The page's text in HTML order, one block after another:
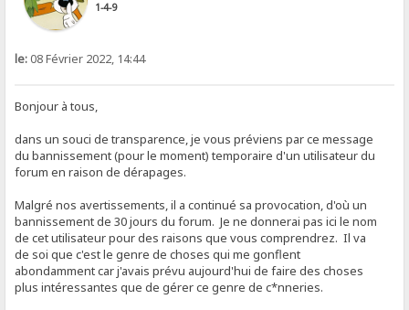
1-4-9
le: 08 Février 2022, 14:44
Bonjour à tous,
dans un souci de transparence, je vous préviens par ce message
du bannissement (pour le moment) temporaire d'un utilisateur du
forum en raison de dérapages.
Malgré nos avertissements, il a continué sa provocation, d'où un
bannissement de 30 jours du forum. Je ne donnerai pas ici le nom
de cet utilisateur pour des raisons que vous comprendrez. Il va
de soi que c'est le genre de choses qui me gonflent
abondamment car j'avais prévu aujourd'hui de faire des choses
plus intéressantes que de gérer ce genre de c*nneries.